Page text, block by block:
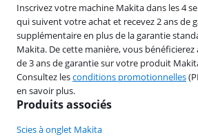
Inscrivez votre machine Makita dans les 4
qui suivent votre achat et recevez 2 ans de
supplémentaire en plus de la garantie
Makita. De cette manière, vous
de 3 ans de garantie sur votre produit
Consultez lesconditions promotionnelles
en savoir plus.
Produits associés
Scies à onglet Makita